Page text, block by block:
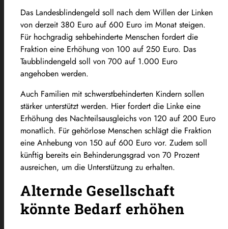
Das Landesblindengeld soll nach dem Willen der Linken
von derzeit 380 Euro auf 600 Euro im Monat steigen.
Für hochgradig sehbehinderte Menschen fordert die
Fraktion eine Erhöhung von 100 auf 250 Euro. Das
Taubblindengeld soll von 700 auf 1.000 Euro
angehoben werden.
Auch Familien mit schwerstbehinderten Kindern sollen
stärker unterstützt werden. Hier fordert die Linke eine
Erhöhung des Nachteilsausgleichs von 120 auf 200 Euro
monatlich. Für gehörlose Menschen schlägt die Fraktion
eine Anhebung von 150 auf 600 Euro vor. Zudem soll
künftig bereits ein Behinderungsgrad von 70 Prozent
ausreichen, um die Unterstützung zu erhalten.
Alternde Gesellschaft
könnte Bedarf erhöhen